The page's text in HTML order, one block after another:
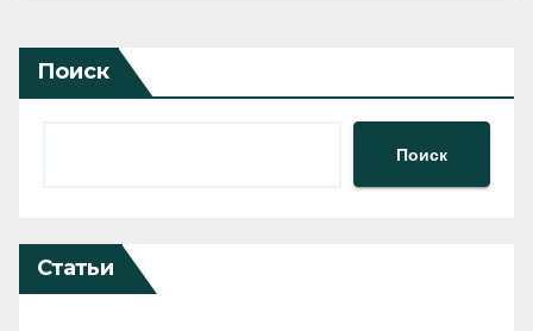
Поиск
Поиск
Статьи